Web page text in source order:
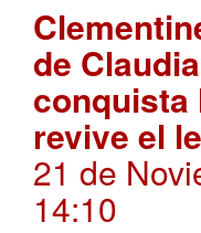
de
conquista
revive el
21 de
14:10